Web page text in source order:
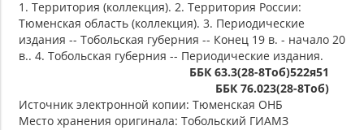
1. Территория (коллекция). 2. Территория России:
Тюменская область (коллекция). 3. Периодические
издания -- Тобольская губерния -- Конец 19 в. - начало 20
в.. 4. Тобольская губерния -- Периодические издания.
ББК 63.3(28-8Тоб)522я51
ББК 76.023(28-8Тоб)
Источник электронной копии: Тюменская ОНБ
Место хранения оригинала: Тобольский ГИАМЗ